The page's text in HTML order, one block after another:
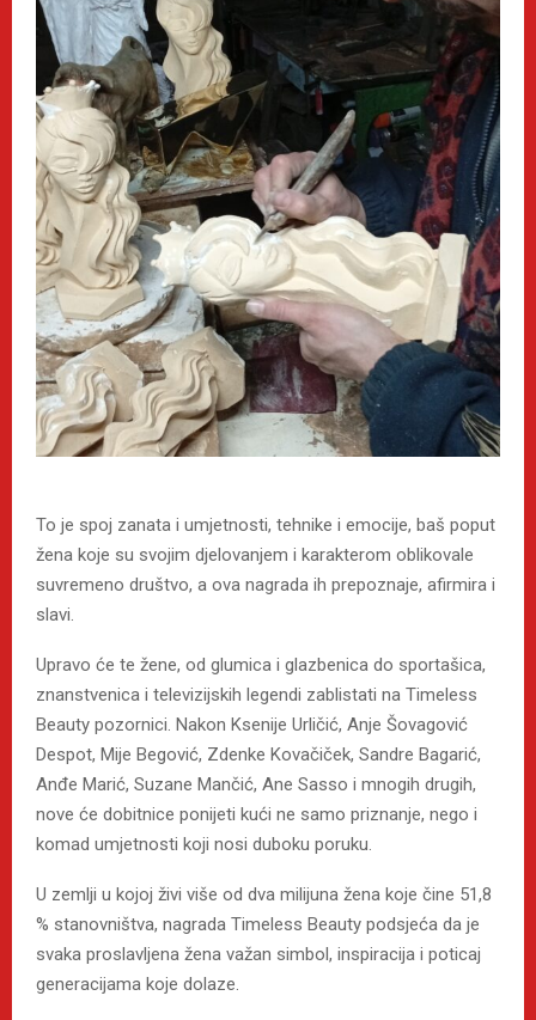
To je spoj zanata i umjetnosti, tehnike i emocije, baš poput
žena koje su svojim djelovanjem i karakterom oblikovale
suvremeno društvo, a ova nagrada ih prepoznaje, afirmira i
slavi.
Upravo će te žene, od glumica i glazbenica do sportašica,
znanstvenica i televizijskih legendi zablistati na Timeless
Beauty pozornici. Nakon Ksenije Urličić, Anje Šovagović
Despot, Mije Begović, Zdenke Kovačiček, Sandre Bagarić,
Anđe Marić, Suzane Mančić, Ane Sasso i mnogih drugih,
nove će dobitnice ponijeti kući ne samo priznanje, nego i
komad umjetnosti koji nosi duboku poruku.
U zemlji u kojoj živi više od dva milijuna žena koje čine 51,8
% stanovništva, nagrada Timeless Beauty podsjeća da je
svaka proslavljena žena važan simbol, inspiracija i poticaj
generacijama koje dolaze.